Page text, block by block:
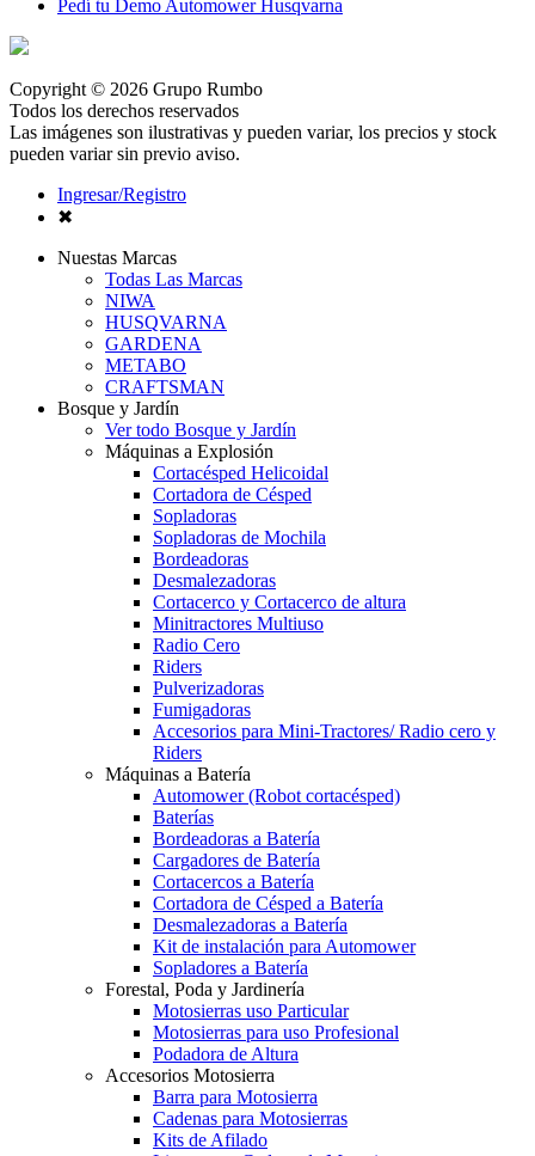
Pedí tu Demo Automower Husqvarna
Copyright © 2026 Grupo Rumbo
Todos los derechos reservados
Las imágenes son ilustrativas y pueden variar, los precios y stock
pueden variar sin previo aviso.
Ingresar/Registro
✖
Nuestas Marcas
Todas Las Marcas
NIWA
HUSQVARNA
GARDENA
METABO
CRAFTSMAN
Bosque y Jardín
Ver todo Bosque y Jardín
Máquinas a Explosión
Cortacésped Helicoidal
Cortadora de Césped
Sopladoras
Sopladoras de Mochila
Bordeadoras
Desmalezadoras
Cortacerco y Cortacerco de altura
Minitractores Multiuso
Radio Cero
Riders
Pulverizadoras
Fumigadoras
Accesorios para Mini-Tractores/ Radio cero y
Riders
Máquinas a Batería
Automower (Robot cortacésped)
Baterías
Bordeadoras a Batería
Cargadores de Batería
Cortacercos a Batería
Cortadora de Césped a Batería
Desmalezadoras a Batería
Kit de instalación para Automower
Sopladores a Batería
Forestal, Poda y Jardinería
Motosierras uso Particular
Motosierras para uso Profesional
Podadora de Altura
Accesorios Motosierra
Barra para Motosierra
Cadenas para Motosierras
Kits de Afilado